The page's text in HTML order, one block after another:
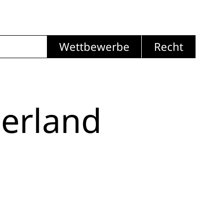
Wettbewerbe Recht